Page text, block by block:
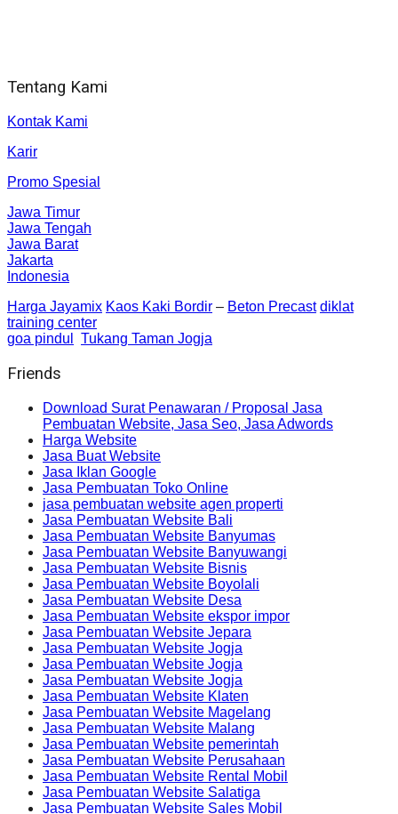
Tentang Kami
Kontak Kami
Karir
Promo Spesial
Jawa Timur
Jawa Tengah
Jawa Barat
Jakarta
Indonesia
Harga Jayamix Kaos Kaki Bordir – Beton Precast diklat
training center
goa pindul
Tukang Taman Jogja
Friends
Download Surat Penawaran / Proposal Jasa
Pembuatan Website, Jasa Seo, Jasa Adwords
Harga Website
Jasa Buat Website
Jasa Iklan Google
Jasa Pembuatan Toko Online
jasa pembuatan website agen properti
Jasa Pembuatan Website Bali
Jasa Pembuatan Website Banyumas
Jasa Pembuatan Website Banyuwangi
Jasa Pembuatan Website Bisnis
Jasa Pembuatan Website Boyolali
Jasa Pembuatan Website Desa
Jasa Pembuatan Website ekspor impor
Jasa Pembuatan Website Jepara
Jasa Pembuatan Website Jogja
Jasa Pembuatan Website Jogja
Jasa Pembuatan Website Jogja
Jasa Pembuatan Website Klaten
Jasa Pembuatan Website Magelang
Jasa Pembuatan Website Malang
Jasa Pembuatan Website pemerintah
Jasa Pembuatan Website Perusahaan
Jasa Pembuatan Website Rental Mobil
Jasa Pembuatan Website Salatiga
Jasa Pembuatan Website Sales Mobil